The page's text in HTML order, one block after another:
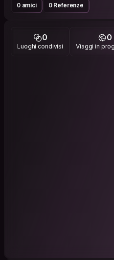
0 amici 0 Referenze
0
Luoghi condivisi
0
Viaggi in